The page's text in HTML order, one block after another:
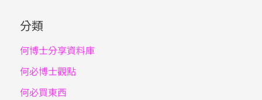
分類
何博士分享資料庫
何必博士觀點
何必買東西